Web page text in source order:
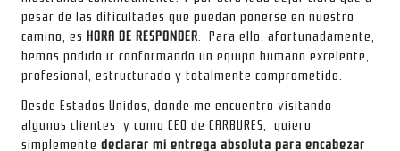
pesar de las dificultades que puedan ponerse en nuestro
camino, es HORA DE RESPONDER . Para ello, afortunadamente,
hemos podido ir conformando un equipo humano excelente,
profesional, estructurado y totalmente comprometido.
Desde Estados Unidos, donde me encuentro visitando
algunos clientes y como CEO de CARBURES, quiero
simplemente declarar mi entrega absoluta para encabezar